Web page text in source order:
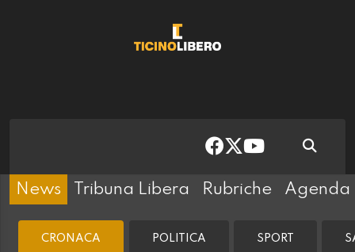
News Tribuna Libera Rubriche Agenda
CRONACA POLITICA SPORT